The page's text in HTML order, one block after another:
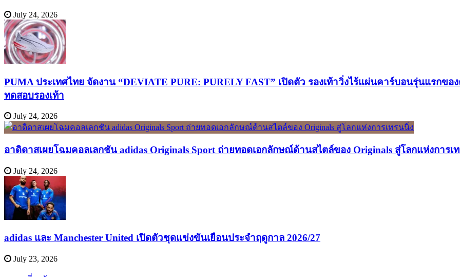
July 24, 2026
PUMA ประเทศไทย จัดงาน “DEVIATE PURE: PURELY FAST” เปิดตัว รองเท้าวิ่งไร้แผ่นคาร์บอนรุ่นแรกขอ
ทดสอบรองเท้า
July 24, 2026
อาดิดาสเผยโฉมคอลเลกชัน adidas Originals Sport ถ่ายทอดเอกลักษณ์ด้านสไตล์ของ Originals สู่โลกแห่งการเ
July 24, 2026
adidas และ Manchester United เปิดตัวชุดแข่งขันเยือนประจำฤดูกาล 2026/27
July 23, 2026